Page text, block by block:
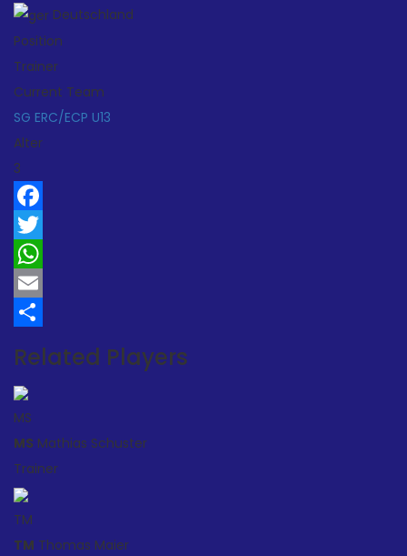
Deutschland
Position
Trainer
Current Team
SG ERC/ECP U13
Alter
3
Facebook
Twitter
WhatsApp
Email
Related Players
MS
MS Mathias Schuster
Trainer
TM
TM Thomas Maier